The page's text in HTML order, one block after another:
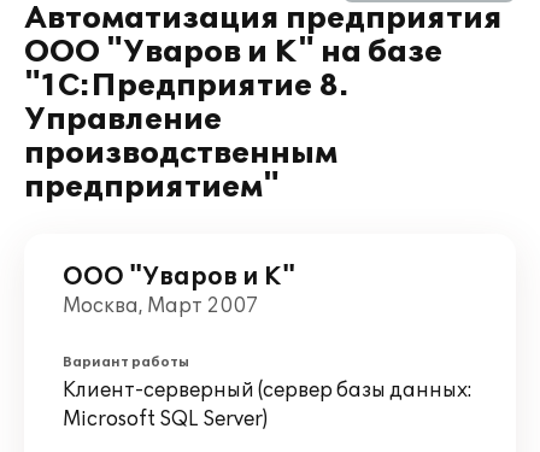
Автоматизация предприятия
ООО "Уваров и К" на базе
"1С:Предприятие 8.
Управление
производственным
предприятием"
ООО "Уваров и К"
Москва, Март 2007
Вариант работы
Клиент-серверный (сервер базы данных:
Microsoft SQL Server)